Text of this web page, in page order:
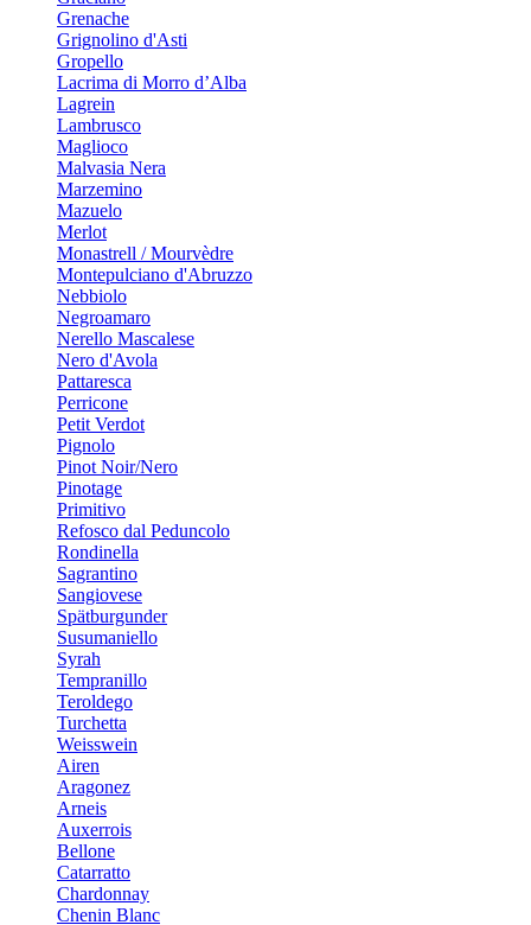
Grenache
Grignolino d'Asti
Gropello
Lacrima di Morro d’Alba
Lagrein
Lambrusco
Maglioco
Malvasia Nera
Marzemino
Mazuelo
Merlot
Monastrell / Mourvèdre
Montepulciano d'Abruzzo
Nebbiolo
Negroamaro
Nerello Mascalese
Nero d'Avola
Pattaresca
Perricone
Petit Verdot
Pignolo
Pinot Noir/Nero
Pinotage
Primitivo
Refosco dal Peduncolo
Rondinella
Sagrantino
Sangiovese
Spätburgunder
Susumaniello
Syrah
Tempranillo
Teroldego
Turchetta
Weisswein
Airen
Aragonez
Arneis
Auxerrois
Bellone
Catarratto
Chardonnay
Chenin Blanc